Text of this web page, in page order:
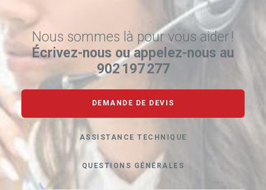
Nous sommes là pour vous aider !
Écrivez-nous ou appelez-nous au
902 197 277
DEMANDE DE DEVIS
ASSISTANCE TECHNIQUE
QUESTIONS GÉNÉRALES